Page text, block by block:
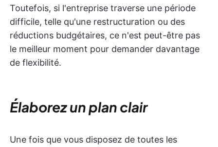
Toutefois, si l'entreprise traverse une période
difficile, telle qu'une restructuration ou des
réductions budgétaires, ce n'est peut-être pas
le meilleur moment pour demander davantage
de flexibilité.
Élaborez un plan clair
Une fois que vous disposez de toutes les